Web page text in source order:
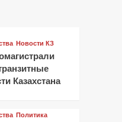
Новости КЗ
Казахстана
Политика